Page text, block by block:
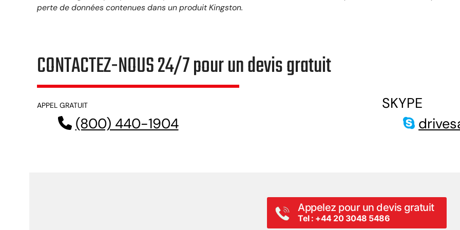
perte de données contenues dans un produit Kingston.
CONTACTEZ-NOUS 24/7 pour un devis gratuit
APPEL GRATUIT
(800) 440-1904
SKYPE
Appelez pour un devis gratuit
Tel : +44 20 3048 5486